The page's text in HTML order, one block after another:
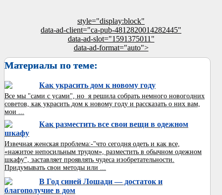
style="display:block"
data-ad-client="ca-pub-4812820014282445"
data-ad-slot="1591375011"
data-ad-format="auto">
Материалы по теме:
Как украсить дом к новому году
Все мы "сами с усами", но я решила собрать немного новогодних
советов, как украсить дом к новому году и рассказать о них вам,
мои ...
Как разместить все свои вещи в одежном
шкафу
Извечная женская проблема:-"что сегодня одеть и как все,
«нажитое непосильным трудом», разместить в обычном одежном
шкафу", заставляет проявлять чудеса изобретательности.
Придумывать свои методы или ...
В Год синей Лошади — достаток и
благополучие в дом